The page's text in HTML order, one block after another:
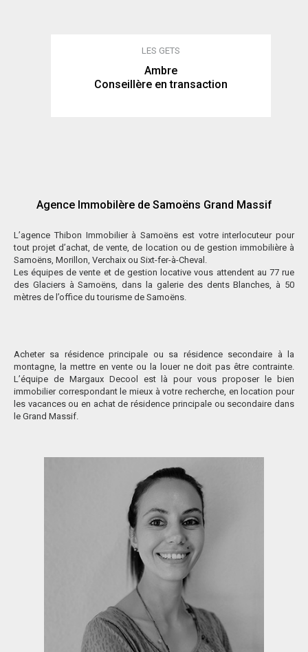
LES GETS
Ambre
Conseillère en transaction
Agence Immobilère de Samoëns Grand Massif
L’agence Thibon Immobilier à Samoëns est votre interlocuteur pour
tout projet d’achat, de vente, de location ou de gestion immobilière à
Samoëns, Morillon, Verchaix ou Sixt-fer-à-Cheval.
Les équipes de vente et de gestion locative vous attendent au 77 rue
des Glaciers à Samoëns, dans la galerie des dents Blanches, à 50
mètres de l’office du tourisme de Samoëns.
Acheter sa résidence principale ou sa résidence secondaire à la
montagne, la mettre en vente ou la louer ne doit pas être contrainte.
L’équipe de Margaux Decool est là pour vous proposer le bien
immobilier correspondant le mieux à votre recherche, en location pour
les vacances ou en achat de résidence principale ou secondaire dans
le Grand Massif.